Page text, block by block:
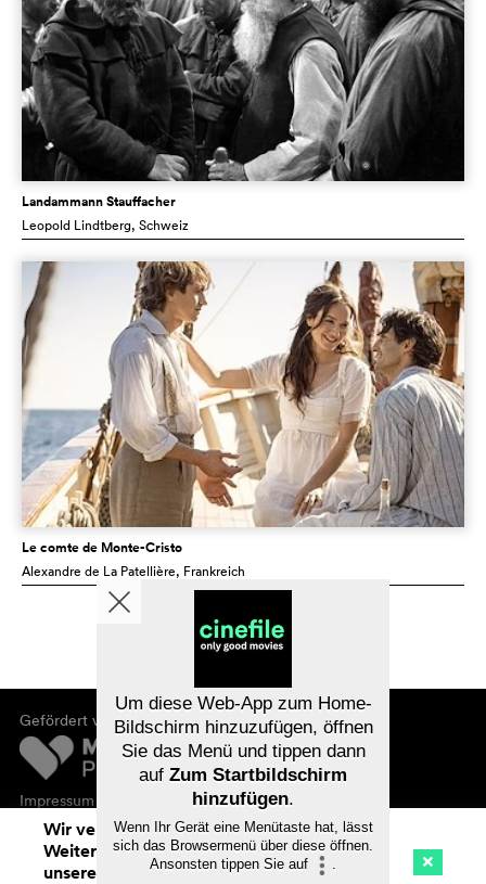
Landammann Stauffacher
Leopold Lindtberg, Schweiz
Le comte de Monte-Cristo
Alexandre de La Patellière, Frankreich
Gefördert von
Impressum
Datenschutz
Wir verwenden Cookies. Mit dem
Weitersurfen auf cinefile.ch stimmen Sie
unserer Cookie-Nutzung zu. Mehr Infos
Um diese Web-App zum Home-
Bildschirm hinzuzufügen, öffnen
Sie das Menü und tippen dann
auf Zum Startbildschirm
hinzufügen.
Wenn Ihr Gerät eine Menütaste hat, lässt
sich das Browsermenü über diese öffnen.
Ansonsten tippen Sie auf
.